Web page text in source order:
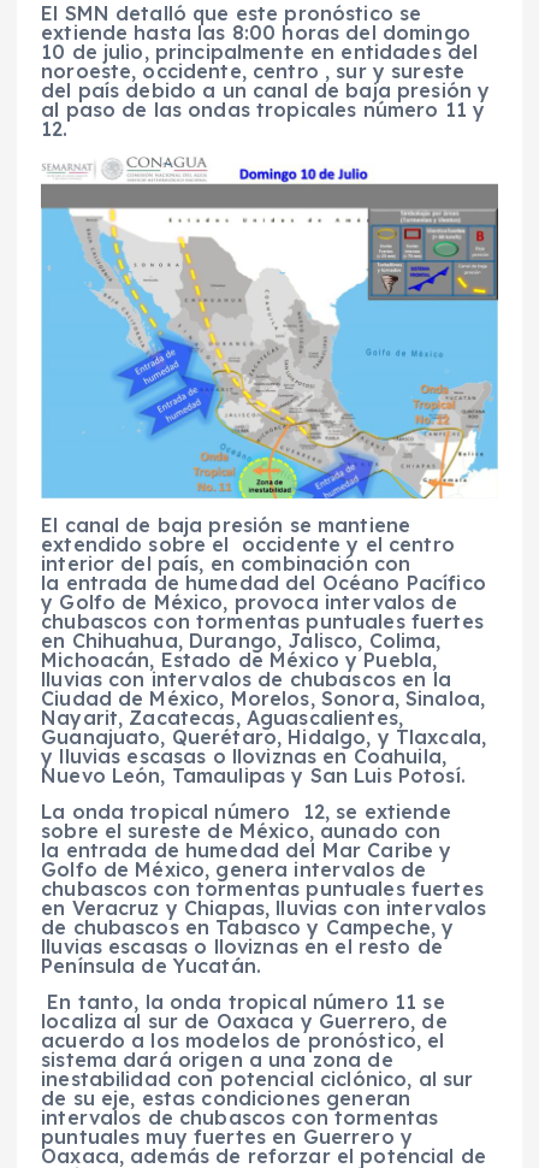
El SMN detalló que este pronóstico se
extiende hasta las 8:00 horas del domingo
10 de julio, principalmente en entidades del
noroeste, occidente, centro , sur y sureste
del país debido a un canal de baja presión y
al paso de las ondas tropicales número 11 y
12.
El canal de baja presión se mantiene
extendido sobre el occidente y el centro
interior del país, en combinación con
la entrada de humedad del Océano Pacífico
y Golfo de México, provoca intervalos de
chubascos con tormentas puntuales fuertes
en Chihuahua, Durango, Jalisco, Colima,
Michoacán, Estado de México y Puebla,
lluvias con intervalos de chubascos en la
Ciudad de México, Morelos, Sonora, Sinaloa,
Nayarit, Zacatecas, Aguascalientes,
Guanajuato, Querétaro, Hidalgo, y Tlaxcala,
y lluvias escasas o lloviznas en Coahuila,
Nuevo León, Tamaulipas y San Luis Potosí.
La onda tropical número 12, se extiende
sobre el sureste de México, aunado con
la entrada de humedad del Mar Caribe y
Golfo de México, genera intervalos de
chubascos con tormentas puntuales fuertes
en Veracruz y Chiapas, lluvias con intervalos
de chubascos en Tabasco y Campeche, y
lluvias escasas o lloviznas en el resto de
Península de Yucatán.
En tanto, la onda tropical número 11 se
localiza al sur de Oaxaca y Guerrero, de
acuerdo a los modelos de pronóstico, el
sistema dará origen a una zona de
inestabilidad con potencial ciclónico, al sur
de su eje, estas condiciones generan
intervalos de chubascos con tormentas
puntuales muy fuertes en Guerrero y
Oaxaca, además de reforzar el potencial de